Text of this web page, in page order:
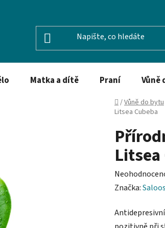
Matka a dítě Praní Vůně
Domů
/Vůně do bytu
Litsea Cubeba
Litsea
Průměrné
hodnocení
je
Značka:Saloos